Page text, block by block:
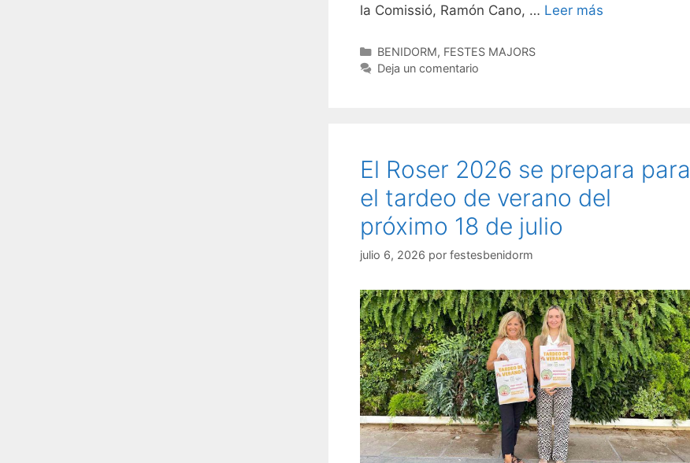
la Comissió, Ramón Cano, … Leer más
Categorías
BENIDORM, FESTES MAJORS
Deja un comentario
El Roser 2026 se prepara para
el tardeo de verano del
próximo 18 de julio
julio 6, 2026 por festesbenidorm